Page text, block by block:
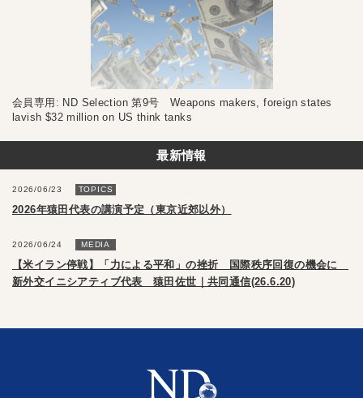
会員専用: ND Selection 第9号 Weapons makers, foreign states
lavish $32 million on US think tanks
最新情報
2026/06/23 TOPICS
2026年猿田代表の講演予定（東京近郊以外）
2026/06/24 MEDIA
【米イラン停戦】「力による平和」の挫折 国際秩序回復の機会に
新外交イニシアティブ代表 猿田佐世｜共同通信(26.6.20)